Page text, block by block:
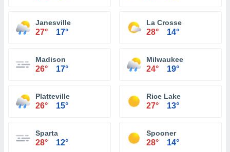
Janesville
27° 17°
La Crosse
28° 14°
Madison
26° 17°
Milwaukee
24° 19°
Platteville
26° 15°
Rice Lake
27° 13°
Sparta
28° 12°
Spooner
28° 14°